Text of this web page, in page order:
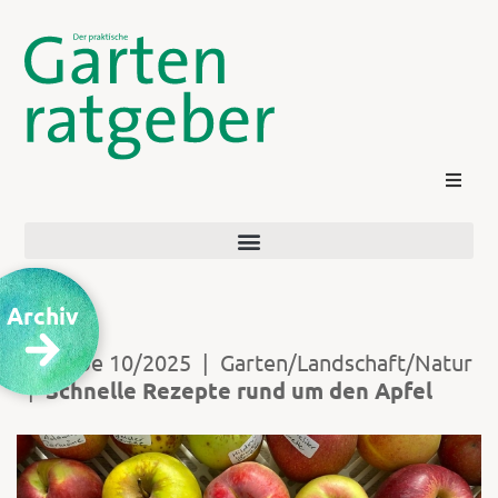
Kontakt
Login
Ausgabe 10/2025 | Garten/Landschaft/Natur
| Schnelle Rezepte rund um den Apfel
Archiv